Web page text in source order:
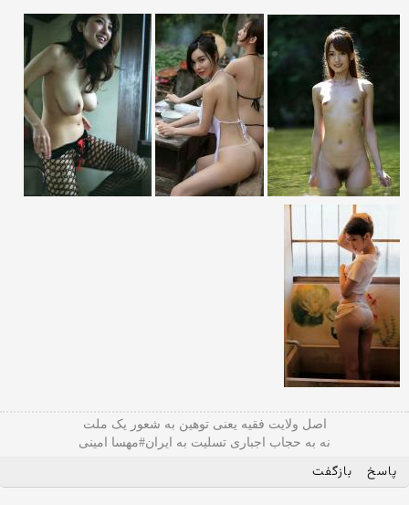
اصل ولایت فقیه یعنی‌ توهین به شعور یک ملت
نه به حجاب اجباری تسلیت به ایران#مهسا امینی
پاسخ بازگفت